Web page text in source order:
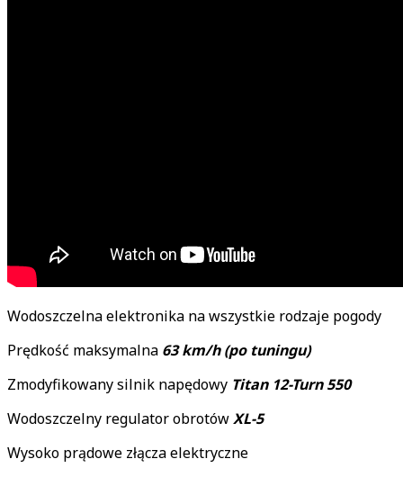
Wodoszczelna elektronika na wszystkie rodzaje pogody
Prędkość maksymalna 63 km/h (po tuningu)
Zmodyfikowany silnik napędowy Titan 12-Turn 550
Wodoszczelny regulator obrotówXL-5
Wysoko prądowe złącza elektryczne